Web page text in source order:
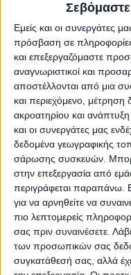
Σεβόμαστε
Εμείς και οι συνεργάτες
πρόσβαση σε
και επεξεργαζόμαστε
αναγνωριστικοί και
αποστέλλονται από μια
και περιεχόμενο, μέτρηση
ακροατηρίου και
και οι συνεργάτες μας
δεδομένα γεωγραφικής
σάρωσης συσκευών.
στην επεξεργασία από
περιγράφεται παραπάνω.
για να αρνηθείτε να
πιο λεπτομερείς
σας πριν συναινέσετε.
των προσωπικών σας
συγκατάθεσή σας, αλλά
Εξίσου, αν όχι
περιορισμός της
προμηθευτή
έτσι την σημερινή
από το τρέχον
φαίνεται να έχουν
για την